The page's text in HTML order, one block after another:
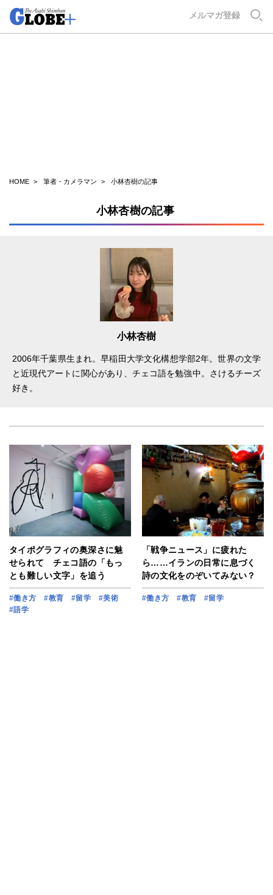
メルマガ登録
HOME 筆者・カメラマン 小林杏樹の記事
小林杏樹の記事
小林杏樹
2006年千葉県生まれ。早稲田大学文化構想学部2年。世界の文学
と近現代アートに関心があり、チェコ語を勉強中。さけるチーズ
好き。
タイポグラフィの奥深さに魅
せられて チェコ語の「もっ
とも難しい文字」を追う
#働き方 #教育 #留学
#美術
#語学
「戦争ニュース」に疲れた
ら……イランの日常に息づく
詩の文化をのぞいてみない？
#働き方 #教育 #留学